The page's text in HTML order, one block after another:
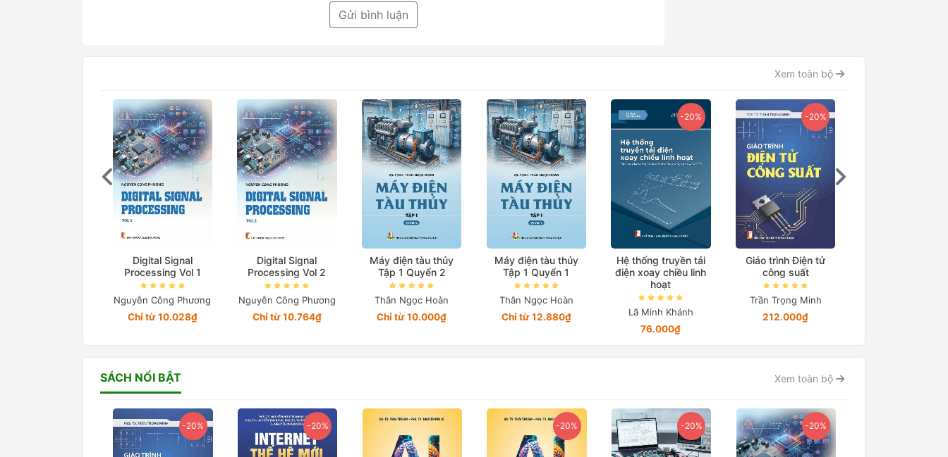
Gửi bình luận
Xem toàn bộ
Digital Signal
Processing Vol 1
Nguyễn Công Phương
Chỉ từ 10.028₫
Digital Signal
Processing Vol 2
Nguyễn Công Phương
Chỉ từ 10.764₫
Máy điện tàu thủy
Tập 1 Quyển 2
Thân Ngọc Hoàn
Chỉ từ 10.000₫
Máy điện tàu thủy
Tập 1 Quyển 1
Thân Ngọc Hoàn
Chỉ từ 12.880₫
-20%
Hệ thống truyền tải
điện xoay chiều linh
hoạt
Lã Minh Khánh
76.000₫
-20%
Giáo trình Điện tử
công suất
Trần Trọng Minh
212.000₫
SÁCH NỔI BẬT Xem toàn bộ
-20% -20% -20% -15%